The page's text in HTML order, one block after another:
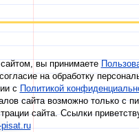
вы принимаете
на обработку
сПолитикой
сайта возможно только с
сайта. Ссылки